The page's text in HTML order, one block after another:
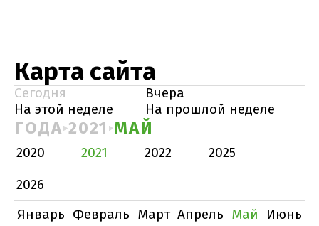
Карта сайта
Сегодня
Вчера
На этой неделе
На прошлой неделе
ГОДА 2021 МАЙ
2020 2021 2022
2025
2026
Январь Февраль Март Апрель Май
Июнь